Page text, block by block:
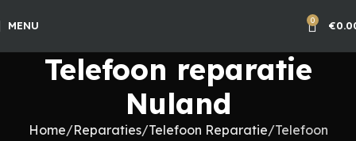
MENU 0 €
Telefoon reparatie
Nuland
Home Reparaties Telefoon Reparatie Telefoon